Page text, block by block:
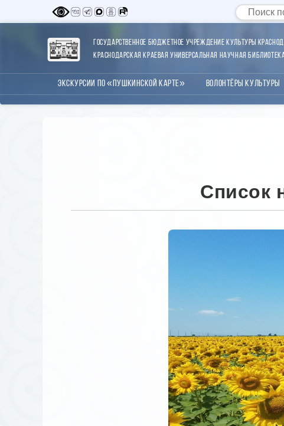
Государственное бюджетное учреждение культуры
Краснодарская краевая универсальная научная
Экскурсии по «Пушкинской карте» Волонтёры Культуры
Список